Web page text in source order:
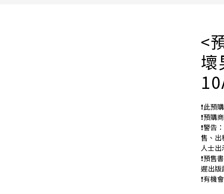
<
壞
❗️此預
❗️預購
❗️警告
售、出
人士出
❗️預售
遲出版
❗️有機